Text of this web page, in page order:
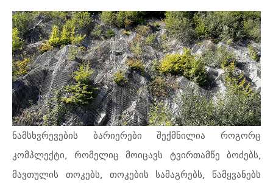
ნამსხვრევების ბარიერები შექმნილია როგორც
კომპლექტი, რომელიც მოიცავს ტვირთამწე ბოძებს,
მავთულის თოკებს, თოკების სამაგრებს, წამყვანებს